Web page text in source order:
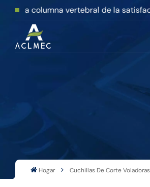
columna vertebral de la satisfacción
Hogar Cuchillas De Corte Voladoras